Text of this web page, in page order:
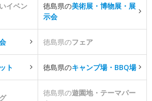
イベン
徳島県の美術展・博物展・展
示会
徳島県のフェア
ト 徳島県のキャンプ場・BBQ場
徳島県の遊園地・テーマパー